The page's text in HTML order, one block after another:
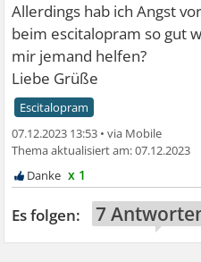
Allerdings hab ich Angst
beim escitalopram so gut
mir jemand helfen?
Liebe Grüße
Escitalopram
07.12.2023 13:53 •
07.12.2023
x 1
7